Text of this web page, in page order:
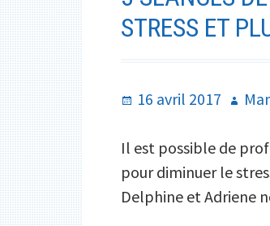
STRESS ET
Publié
16 avril 2017
Il est possible de
pour diminuer le
Delphine et Adriene